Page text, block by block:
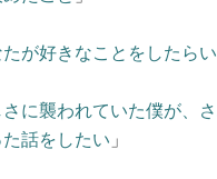
たが好きなことをしたらい
さに襲われていた僕が、
話をしたい 」